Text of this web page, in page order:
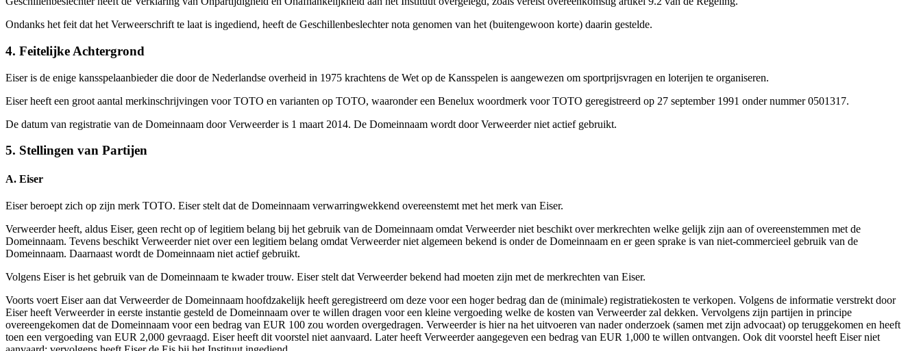
Ondanks het feit dat het Verweerschrift te laat is ingediend, heeft de Geschillenbeslechter nota genomen van het (buitengewoon korte) daarin gestelde.
4. Feitelijke Achtergrond
Eiser is de enige kansspelaanbieder die door de Nederlandse overheid in 1975 krachtens de Wet op de Kansspelen is aangewezen om sportprijsvragen en loterijen te organiseren.
Eiser heeft een groot aantal merkinschrijvingen voor TOTO en varianten op TOTO, waaronder een Benelux woordmerk voor TOTO geregistreerd op 27 september 1991 onder nummer 0501317.
De datum van registratie van de Domeinnaam door Verweerder is 1 maart 2014. De Domeinnaam wordt door Verweerder niet actief gebruikt.
5. Stellingen van Partijen
A. Eiser
Eiser beroept zich op zijn merk TOTO. Eiser stelt dat de Domeinnaam verwarringwekkend overeenstemt met het merk van Eiser.
Verweerder heeft, aldus Eiser, geen recht op of legitiem belang bij het gebruik van de Domeinnaam omdat Verweerder niet beschikt over merkrechten welke gelijk zijn aan of overeenstemmen met de
Domeinnaam. Tevens beschikt Verweerder niet over een legitiem belang omdat Verweerder niet algemeen bekend is onder de Domeinnaam en er geen sprake is van niet-commercieel gebruik van de
Domeinnaam. Daarnaast wordt de Domeinnaam niet actief gebruikt.
Volgens Eiser is het gebruik van de Domeinnaam te kwader trouw. Eiser stelt dat Verweerder bekend had moeten zijn met de merkrechten van Eiser.
Voorts voert Eiser aan dat Verweerder de Domeinnaam hoofdzakelijk heeft geregistreerd om deze voor een hoger bedrag dan de (minimale) registratiekosten te verkopen. Volgens de informatie verstrekt door
Eiser heeft Verweerder in eerste instantie gesteld de Domeinnaam over te willen dragen voor een kleine vergoeding welke de kosten van Verweerder zal dekken. Vervolgens zijn partijen in principe
overeengekomen dat de Domeinnaam voor een bedrag van EUR 100 zou worden overgedragen. Verweerder is hier na het uitvoeren van nader onderzoek (samen met zijn advocaat) op teruggekomen en heeft
toen een vergoeding van EUR 2,000 gevraagd. Eiser heeft dit voorstel niet aanvaard. Later heeft Verweerder aangegeven een bedrag van EUR 1,000 te willen ontvangen. Ook dit voorstel heeft Eiser niet